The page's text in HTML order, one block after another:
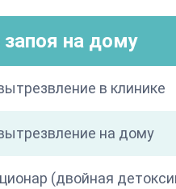
на дому
в клинике
на дому
(двойная